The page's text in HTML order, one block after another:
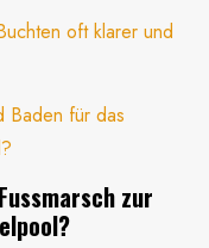
oft klarer und
Baden für das
zur